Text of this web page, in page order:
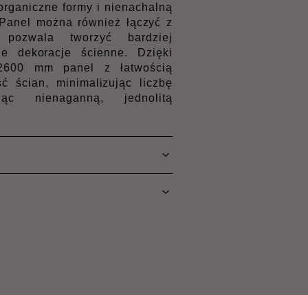
formy i nienachalną
można również łączyć z
tworzyć bardziej
dekoracje ścienne. Dzięki
mm panel z łatwością
ścian, minimalizując liczbę
nienaganną, jednolitą